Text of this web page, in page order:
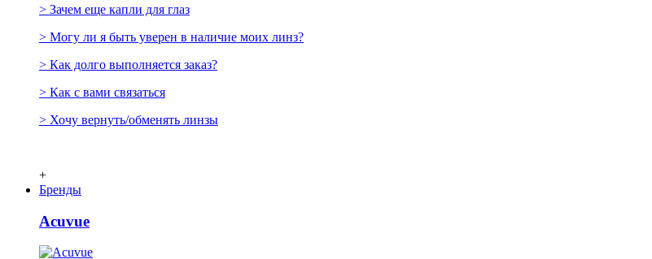
> Зачем еще капли для глаз
> Могу ли я быть уверен в наличие моих линз?
> Как долго выполняется заказ?
> Как с вами связаться
> Хочу вернуть/обменять линзы
+
Бренды
Acuvue